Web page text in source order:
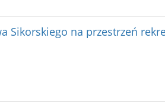
Sikorskiego na przestrzeń